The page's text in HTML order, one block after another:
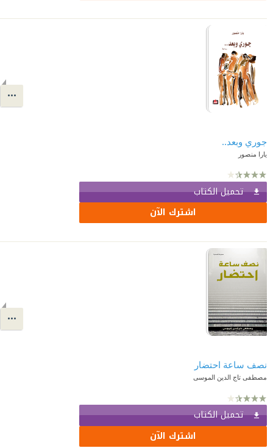
جوري وبعد..
يارا منصور
تحميل الكتاب
اشترك الآن
نصف ساعة احتضار
مصطفى تاج الدين الموسى
تحميل الكتاب
اشترك الآن